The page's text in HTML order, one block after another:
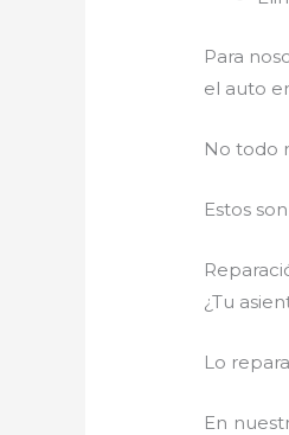
Para
el auto
No todo
Estos
¿Tu
Lo
En